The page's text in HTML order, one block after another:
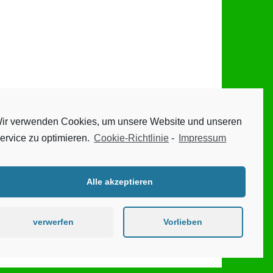
verwenden Cookies, um unsere Website und unseren
zu optimieren. Cookie-Richtlinie - Impressum
Alle akzeptieren
verwerfen Vorlieben